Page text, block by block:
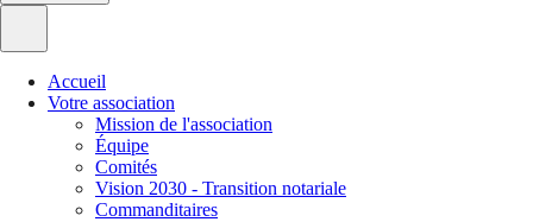
Accueil
Votre association
Mission de l'association
Équipe
Comités
Vision 2030 - Transition notariale
Commanditaires